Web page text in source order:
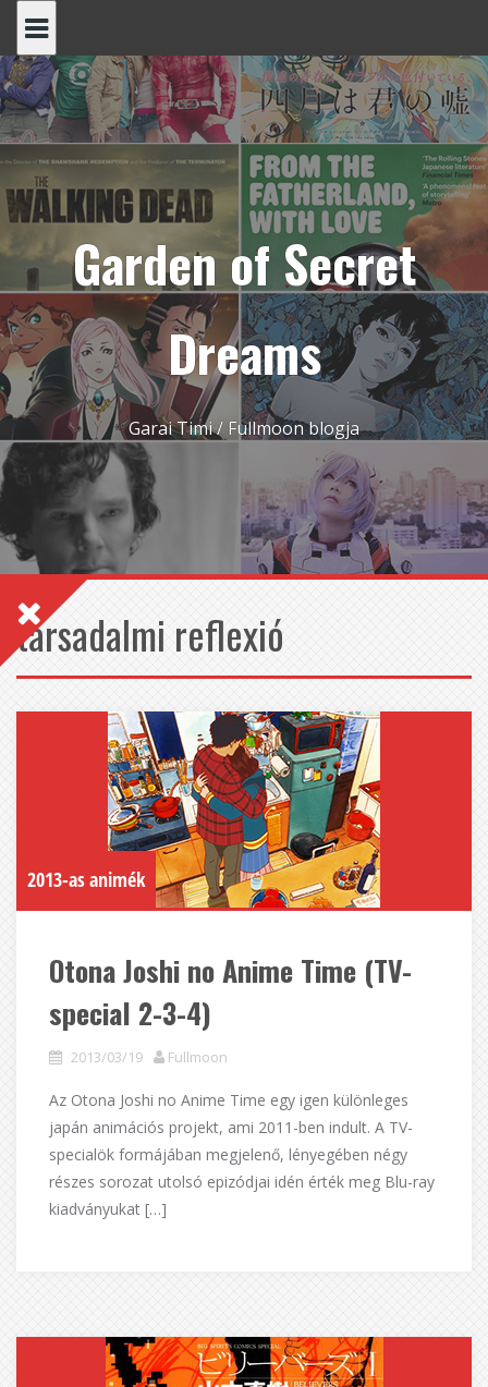
content
Garden of Secret
Dreams
Garai Timi / Fullmoon blogja
társadalmi reflexió
2013-as animék
Otona Joshi no Anime Time (TV-
special 2-3-4)
2013/03/19 Fullmoon
Az Otona Joshi no Anime Time egy igen különleges
japán animációs projekt, ami 2011-ben indult. A TV-
specialök formájában megjelenő, lényegében négy
részes sorozat utolsó epizódjai idén érték meg Blu-ray
kiadványukat […]